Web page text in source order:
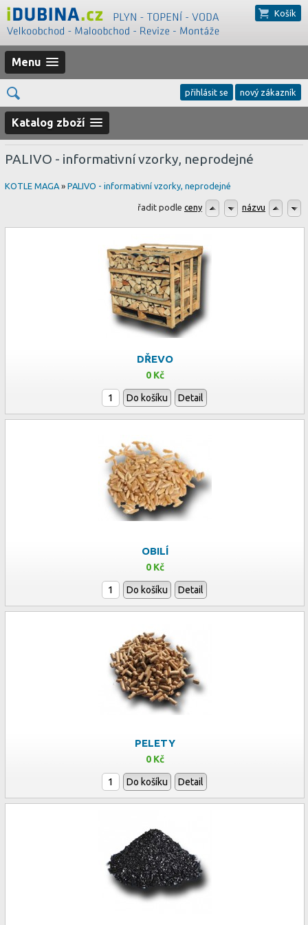
Košík
Menu
přihlásit se nový zákazník
Katalog zboží
PALIVO - informativní vzorky, neprodejné
KOTLE MAGA » PALIVO - informativní vzorky, neprodejné
řadit podle ceny názvu
DŘEVO
0 Kč
Do košíku Detail
OBILÍ
0 Kč
Do košíku Detail
PELETY
0 Kč
Do košíku Detail